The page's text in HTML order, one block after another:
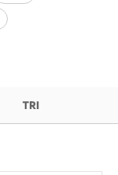
TRI